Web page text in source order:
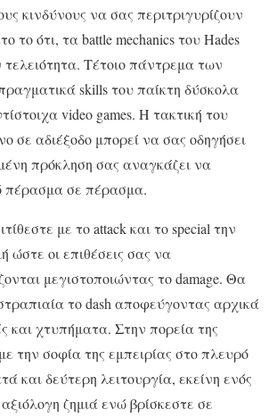
κινδύνους να σας περιτριγυρίζουν
το ότι, τα battle mechanics του Hades
τελειότητα. Τέτοιο πάντρεμα των
skills του παίκτη δύσκολα
video games. Η τακτική του
σε αδιέξοδο μπορεί να σας οδηγήσει
πρόκληση σας αναγκάζει να
πέρασμα σε πέρασμα.
με το attack και το special την
ώστε οι επιθέσεις σας να
μεγιστοποιώντας το damage. Θα
το dash αποφεύγοντας αρχικά
και χτυπήματα. Στην πορεία της
την σοφία της εμπειρίας στο πλευρό
και δεύτερη λειτουργία, εκείνη ενός
ζημιά ενώ βρίσκεστε σε